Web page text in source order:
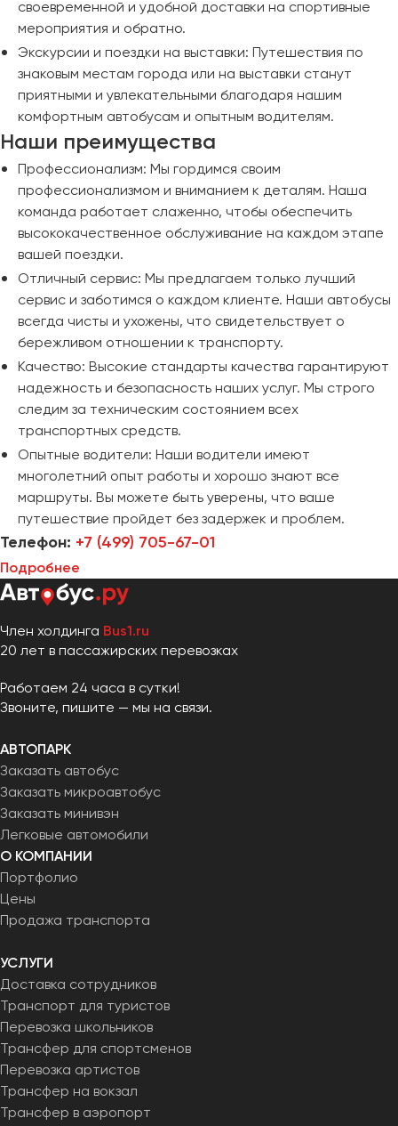
своевременной и удобной доставки на спортивные
мероприятия и обратно.
Экскурсии и поездки на выставки: Путешествия по
знаковым местам города или на выставки станут
приятными и увлекательными благодаря нашим
комфортным автобусам и опытным водителям.
Наши преимущества
Профессионализм: Мы гордимся своим
профессионализмом и вниманием к деталям. Наша
команда работает слаженно, чтобы обеспечить
высококачественное обслуживание на каждом этапе
вашей поездки.
Отличный сервис: Мы предлагаем только лучший
сервис и заботимся о каждом клиенте. Наши автобусы
всегда чисты и ухожены, что свидетельствует о
бережливом отношении к транспорту.
Качество: Высокие стандарты качества гарантируют
надежность и безопасность наших услуг. Мы строго
следим за техническим состоянием всех
транспортных средств.
Опытные водители: Наши водители имеют
многолетний опыт работы и хорошо знают все
маршруты. Вы можете быть уверены, что ваше
путешествие пройдет без задержек и проблем.
Телефон: +7 (499) 705-67-01
Подробнее
Член холдинга Bus1.ru
20 лет в пассажирских перевозках
Работаем 24 часа в сутки!
Звоните, пишите — мы на связи.
АВТОПАРК
Заказать автобус
Заказать микроавтобус
Заказать минивэн
Легковые автомобили
О КОМПАНИИ
Портфолио
Цены
Продажа транспорта
УСЛУГИ
Доставка сотрудников
Транспорт для туристов
Перевозка школьников
Трансфер для спортсменов
Перевозка артистов
Трансфер на вокзал
Трансфер в аэропорт